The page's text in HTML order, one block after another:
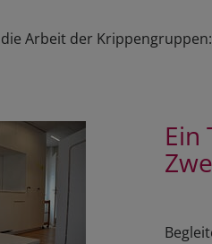
Arbeit der Krippengruppen:
Ein